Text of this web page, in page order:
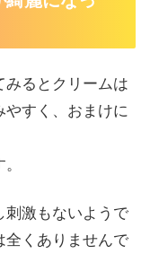
みるとクリームは
やすく、おまけに
刺激もないようで
全くありませんで